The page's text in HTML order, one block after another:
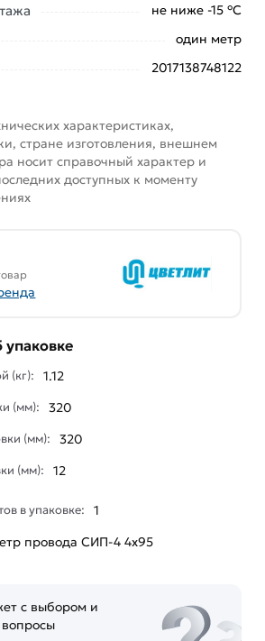
сертифицирован,
стандартам качества. Возврат
в течение 7 дней (наличие чека
не ниже -15 °С
один метр
2017138748122
характеристиках,
стране изготовления, внешнем
носит справочный характер и
доступных к моменту
(кг): 1.12
(мм): 320
(мм): 320
(мм): 12
в упаковке: 1
провода СИП-4 4х95
с выбором и
вопросы